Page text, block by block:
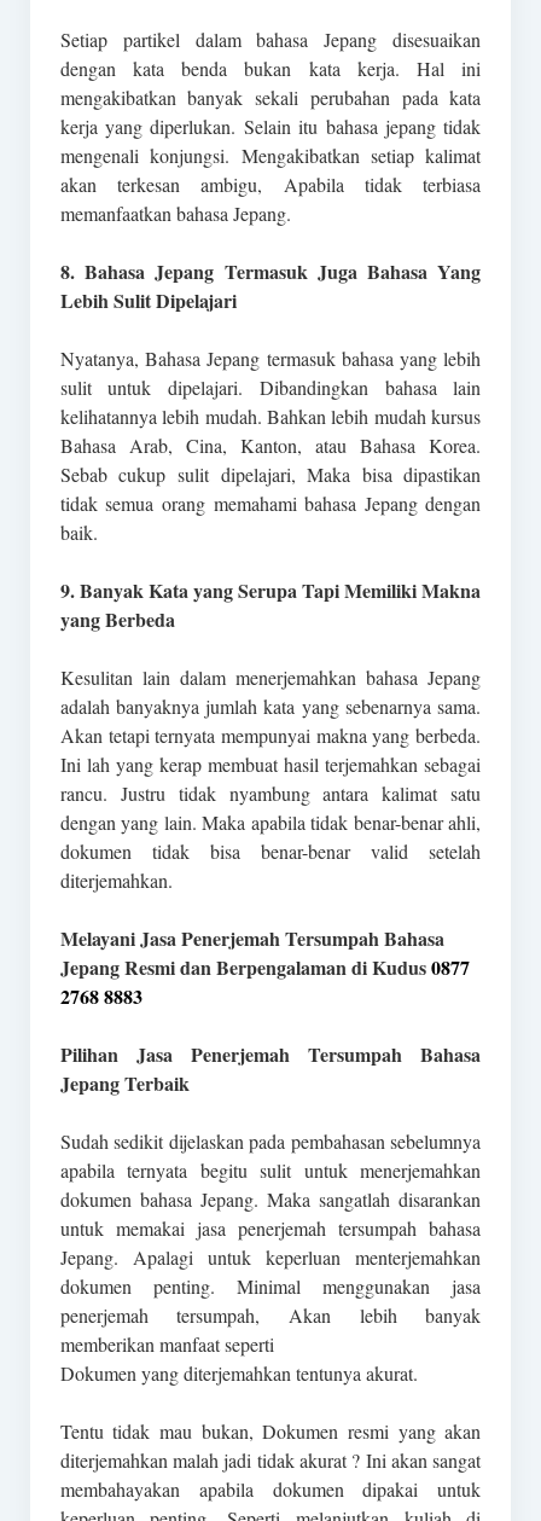
Setiap partikel dalam bahasa Jepang disesuaikan
dengan kata benda bukan kata kerja. Hal ini
mengakibatkan banyak sekali perubahan pada kata
kerja yang diperlukan. Selain itu bahasa jepang tidak
mengenali konjungsi. Mengakibatkan setiap kalimat
akan terkesan ambigu, Apabila tidak terbiasa
memanfaatkan bahasa Jepang.
8. Bahasa Jepang Termasuk Juga Bahasa Yang
Lebih Sulit Dipelajari
Nyatanya, Bahasa Jepang termasuk bahasa yang lebih
sulit untuk dipelajari. Dibandingkan bahasa lain
kelihatannya lebih mudah. Bahkan lebih mudah kursus
Bahasa Arab, Cina, Kanton, atau Bahasa Korea.
Sebab cukup sulit dipelajari, Maka bisa dipastikan
tidak semua orang memahami bahasa Jepang dengan
baik.
9. Banyak Kata yang Serupa Tapi Memiliki Makna
yang Berbeda
Kesulitan lain dalam menerjemahkan bahasa Jepang
adalah banyaknya jumlah kata yang sebenarnya sama.
Akan tetapi ternyata mempunyai makna yang berbeda.
Ini lah yang kerap membuat hasil terjemahkan sebagai
rancu. Justru tidak nyambung antara kalimat satu
dengan yang lain. Maka apabila tidak benar-benar ahli,
dokumen tidak bisa benar-benar valid setelah
diterjemahkan.
Melayani Jasa Penerjemah Tersumpah Bahasa
Jepang Resmi dan Berpengalaman di Kudus0877
2768 8883
Pilihan Jasa Penerjemah Tersumpah Bahasa
Jepang Terbaik
Sudah sedikit dijelaskan pada pembahasan sebelumnya
apabila ternyata begitu sulit untuk menerjemahkan
dokumen bahasa Jepang. Maka sangatlah disarankan
untuk memakai jasa penerjemah tersumpah bahasa
Jepang. Apalagi untuk keperluan menterjemahkan
dokumen penting. Minimal menggunakan jasa
penerjemah tersumpah, Akan lebih banyak
memberikan manfaat seperti
Dokumen yang diterjemahkan tentunya akurat.
Tentu tidak mau bukan, Dokumen resmi yang akan
diterjemahkan malah jadi tidak akurat ? Ini akan sangat
membahayakan apabila dokumen dipakai untuk